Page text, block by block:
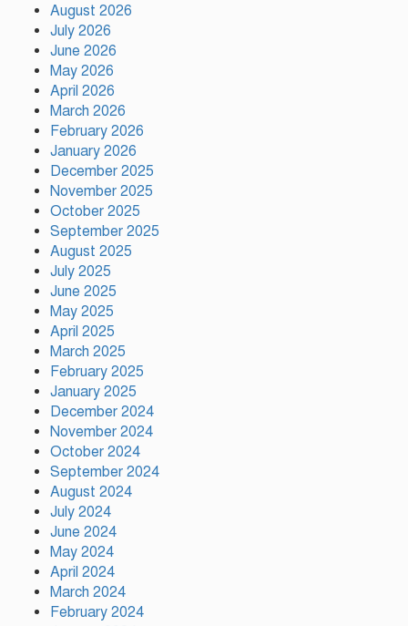
মফিজুল ইসলাম (সুমন) মোতাওয়াল্লী/সেক্রেটারী
উন্নয়নের সুফল নগরীর প্রতিটি ওয়ার্ডে
সমানভাবে পৌঁছে দিতে কাজ করছে :
August 2026
July 2026
June 2026
May 2026
April 2026
March 2026
February 2026
January 2026
December 2025
November 2025
October 2025
September 2025
August 2025
July 2025
June 2025
May 2025
April 2025
March 2025
February 2025
January 2025
December 2024
November 2024
October 2024
September 2024
August 2024
July 2024
June 2024
May 2024
April 2024
March 2024
February 2024